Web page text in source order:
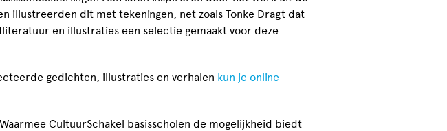
illustreerden dit met tekeningen, net zoals Tonke Dragt dat
en illustraties een selectie gemaakt voor deze
gedichten, illustraties en verhalen kun je online
CultuurSchakel basisscholen de mogelijkheid biedt